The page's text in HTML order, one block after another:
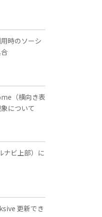
時のソーシ
（横向き表
について
ナビ上部）に
更新でき